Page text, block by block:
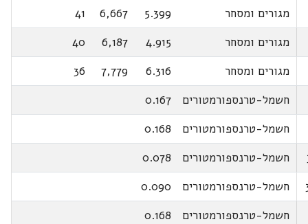
מגורים ומסחר
5.399
6,667
41
מגורים ומסחר
4.915
6,187
40
מגורים ומסחר
6.316
7,779
36
חשמל-טרנספורמטורים
0.167
חשמל-טרנספורמטורים
0.168
חשמל-טרנספורמטורים
0.078
חשמל-טרנספורמטורים
0.090
חשמל-טרנספורמטורים
0.168